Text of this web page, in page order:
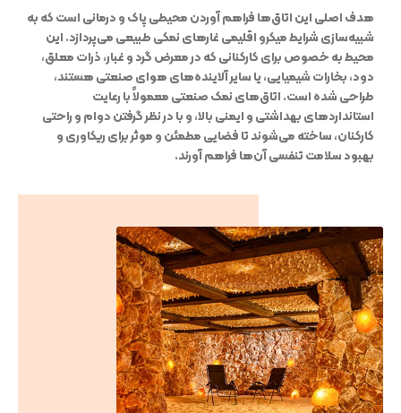
هدف اصلی این اتاق‌ها فراهم آوردن محیطی پاک و درمانی است که به
شبیه‌سازی شرایط میکرو اقلیمی غارهای نمکی طبیعی می‌پردازد. این
محیط به خصوص برای کارکنانی که در معرض گرد و غبار، ذرات معلق،
دود، بخارات شیمیایی، یا سایر آلاینده‌های هوای صنعتی هستند،
طراحی شده است. اتاق‌های نمک صنعتی معمولاً با رعایت
استانداردهای بهداشتی و ایمنی بالا، و با در نظر گرفتن دوام و راحتی
کارکنان، ساخته می‌شوند تا فضایی مطمئن و موثر برای ریکاوری و
بهبود سلامت تنفسی آن‌ها فراهم آورند.